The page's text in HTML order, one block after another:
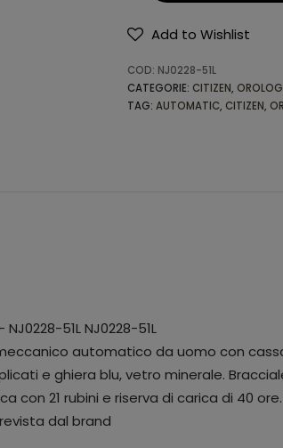
Add to Wishlist
COD: NJ0228-51L
CATEGORIE: CITIZEN,
TAG: AUTOMATIC, CITIZEN,
51L NJ0228-51L
automatico da uomo con
e ghiera blu, vetro minerale.
21 rubini e riserva di carica di 40 ore.
dal brand